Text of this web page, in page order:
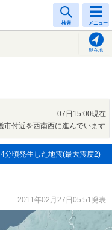
検索 メニュー
現在地
07日15:00現在
市付近を西南西に進んでいます
分頃発生した地震(最大震度2)
2011年02月27日05:51発表